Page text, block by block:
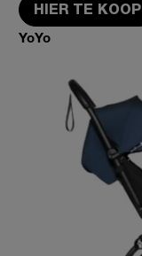
HIER TE KOOP
YoYo